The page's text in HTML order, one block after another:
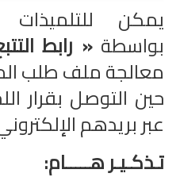
يمكن للتلميذات
بواسطة« رابط
معالجة ملف طلب
حين التوصل بقرار
عبر بريدهم
تـذكـيـر هـــــام: